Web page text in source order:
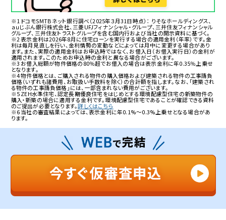
※1 ドコモSMTBネット銀行調べ（2025年３月31日時点）： りそなホールディングス、
ａｕじぶん銀行株式会社、三菱UFJフィナンシャル・グループ、三井住友フィナンシャル
グループ、三井住友トラストグループを含む国内行および当社の開示資料に基づく。
※2 表示金利は2026年8月 に住宅ローンを実行する場合の適用金利（年率）です。金
利は毎月見直しを行い、金利情勢の変動などによっては月中に変更する場合があり
ます。また、実際の適用金利はお申込時ではなく、お借入日（お借入実行日）の金利が
適用されます。このためお申込時の金利と異なる場合がございます。
※3 お借入総額が物件価格の80％超でお借入の場合は表示金利に年0.35％上乗せ
となります。
※4 物件価格とは、ご購入される物件の購入価格および建築される物件の工事請負
価格（いずれも諸費用、お取扱い手数料を除く）の合計額を指します。なお、「建築され
る物件の工事請負価格」には、一部含まれない費用がございます。
※5 ZEH水準住宅、認定長期優良住宅をはじめとする環境配慮型住宅の新築物件の
購入・新築の場合に適用する金利です。環境配慮型住宅であることが確認できる資料
のご提出が必要となります。詳しくはこちら
※6 当社の審査結果によっては、表示金利に年0.1%～0.3%上乗せとなる場合があ
ります。